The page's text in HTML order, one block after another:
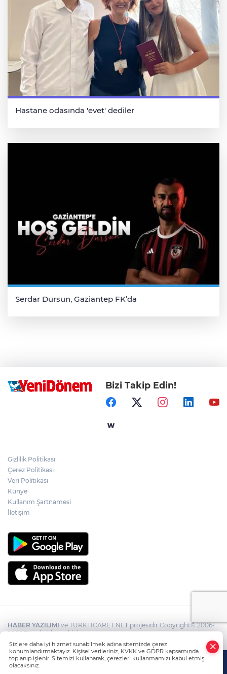
Hastane odasında 'evet' dediler
Serdar Dursun, Gaziantep FK’da
Bizi Takip Edin!
Gizlilik Politikası
Çerez Politikası
Veri Politikası
Künye
Kullanım Şartnamesi
İletişim
HABER YAZILIMI ve TURKTICARET.NET projesidir Copyright© 2006-
2026 Tüm hakları saklıdır.
Sizlere daha iyi hizmet sunabilmek adına sitemizde çerez
konumlandırmaktayız. Kişisel verileriniz, KVKK ve GDPR kapsamında
toplanıp işlenir. Sitemizi kullanarak, çerezleri kullanmamızı kabul etmiş
olacaksınız.